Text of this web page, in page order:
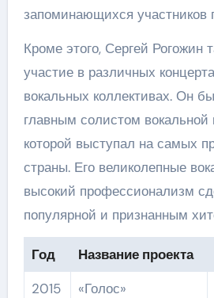
запоминающихся участников
Кроме этого, Сергей Рогожин
участие в различных
вокальных коллективах. Он
главным солистом вокальной
которой выступал на самых
страны. Его великолепные
высокий профессионализм
популярной и признанным
Год Название проекта
2015
«Голос»